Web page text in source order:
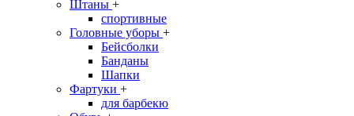
Штаны +
спортивные
Головные уборы +
Бейсболки
Банданы
Шапки
Фартуки +
для барбекю